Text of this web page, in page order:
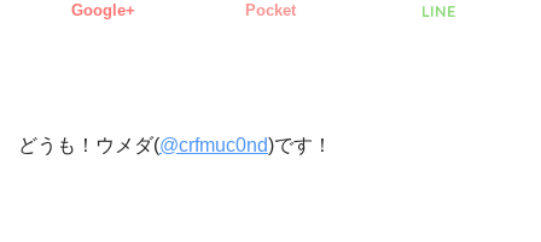
Google+ Pocket LINE
どうも！ウメダ(@crfmuc0nd)です！